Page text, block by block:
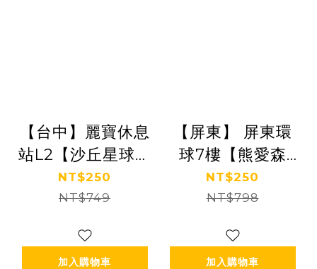
【台中】麗寶休息
站L2【沙丘星球】
(追風奇幻島集團)
【2027/09/30】
NT$250
NT$749
加入購物車
【屏東】 屏東環
球7樓【熊愛森
林】 (追風奇幻島
集團)
NT$250
NT$798
加入購物車